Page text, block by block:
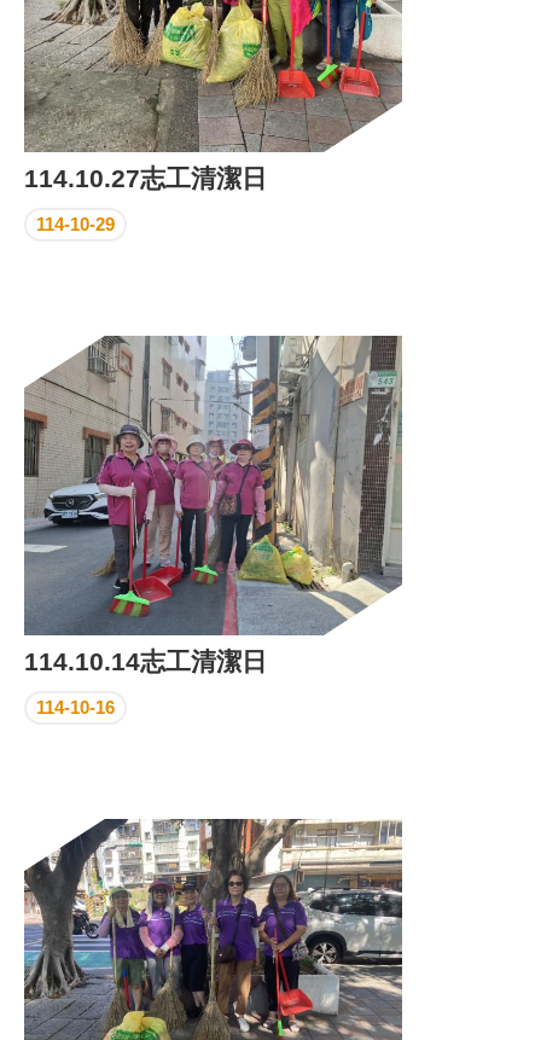
系
統
文
化
局
化
產
里
界
說
臺
北
市
鄰
冊
114.10.27志工清潔日
114-10-29
114.10.14志工清潔日
114-10-16